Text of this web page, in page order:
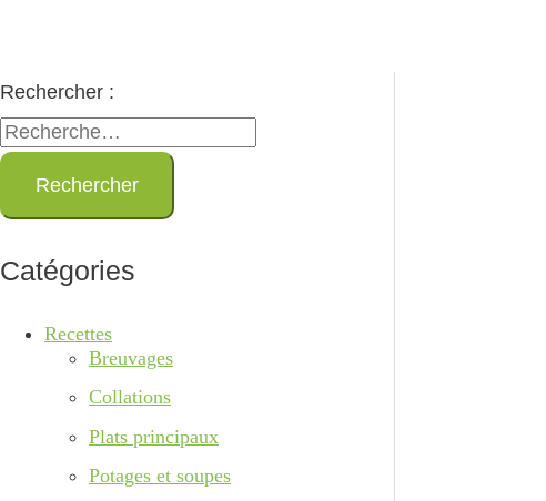
Rechercher :
Catégories
Recettes
Breuvages
Collations
Plats principaux
Potages et soupes